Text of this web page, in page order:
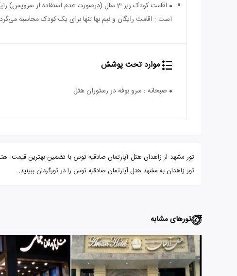
است : اقامت رایگان و نیم بها تنها برای یک کودک محاسبه
موارد تحت پوشش
صبحانه : سرو بوفه در رستوران هتل
تور زاهدان به مشهد هتل آپارتمان صادقیه توس را در تورگردان ببینید.
تورهای مشابه